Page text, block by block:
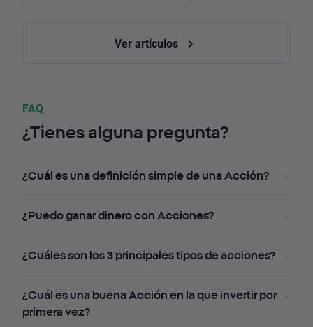
Ver artículos
FAQ
¿Tienes alguna pregunta?
¿Cuál es una definición simple de una Acción?
¿Puedo ganar dinero con Acciones?
¿Cuáles son los 3 principales tipos de acciones?
¿Cuál es una buena Acción en la que invertir por
primera vez?